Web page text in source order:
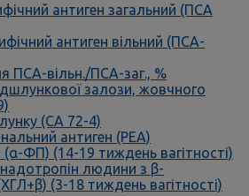
антиген загальний (ПСА
антиген вільний (ПСА-
ПСА-вільн./ПСА-заг., %
залози, жовчного
(СА 72-4)
антиген (РЕА)
ФП) (14-19 тиждень вагітності)
людини з β-
(3-18 тиждень вагітності)